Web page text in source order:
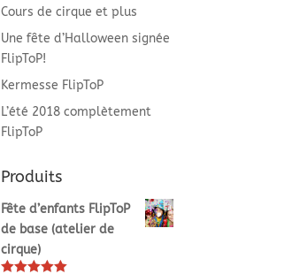
Cours de cirque et plus
Une fête d’Halloween signée
FlipToP!
Kermesse FlipToP
L’été 2018 complètement
FlipToP
Produits
Fête d’enfants FlipToP
de base (atelier de
cirque)